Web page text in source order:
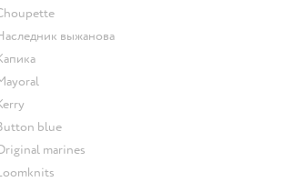
Choupette
Наследник выжанова
Капика
Mayoral
Kerry
Button blue
Original marines
Loomknits